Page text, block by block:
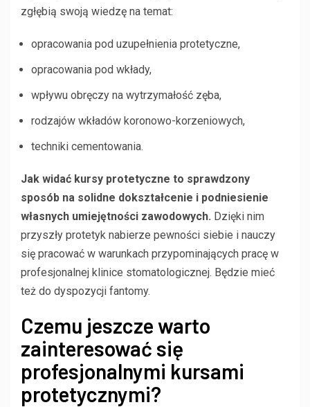
zgłębią swoją wiedzę na temat:
opracowania pod uzupełnienia protetyczne,
opracowania pod wkłady,
wpływu obręczy na wytrzymałość zęba,
rodzajów wkładów koronowo-korzeniowych,
techniki cementowania.
Jak widać kursy protetyczne to sprawdzony
sposób na solidne dokształcenie i podniesienie
własnych umiejętności zawodowych. Dzięki nim
przyszły protetyk nabierze pewności siebie i nauczy
się pracować w warunkach przypominających pracę w
profesjonalnej klinice stomatologicznej. Będzie mieć
też do dyspozycji fantomy.
Czemu jeszcze warto
zainteresować się
profesjonalnymi kursami
protetycznymi?